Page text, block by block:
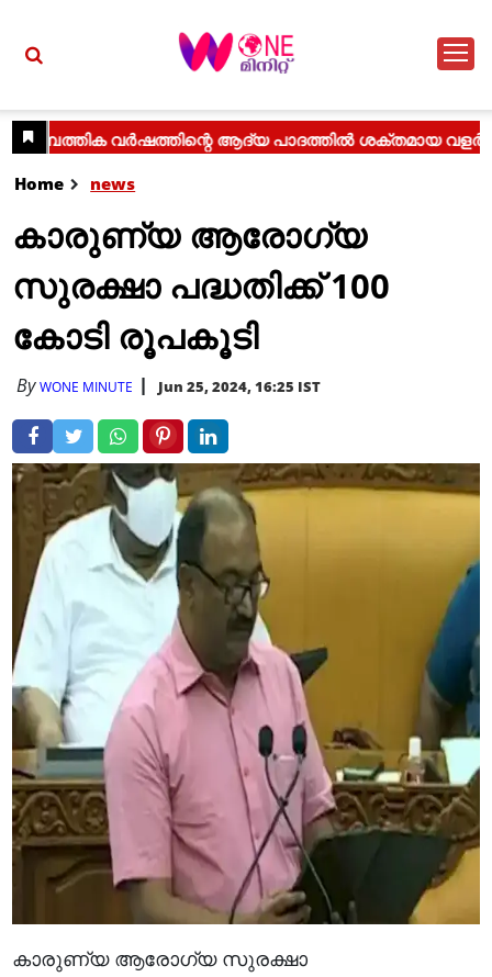
Home news
കാരുണ്യ ആരോഗ്യ
സുരക്ഷാ പദ്ധതിക്ക്‌ 100
കോടി രൂപകൂടി
ByWONE MINUTE Jun 25, 2024, 16:25 IST
കാരുണ്യ ആരോഗ്യ സുരക്ഷാ